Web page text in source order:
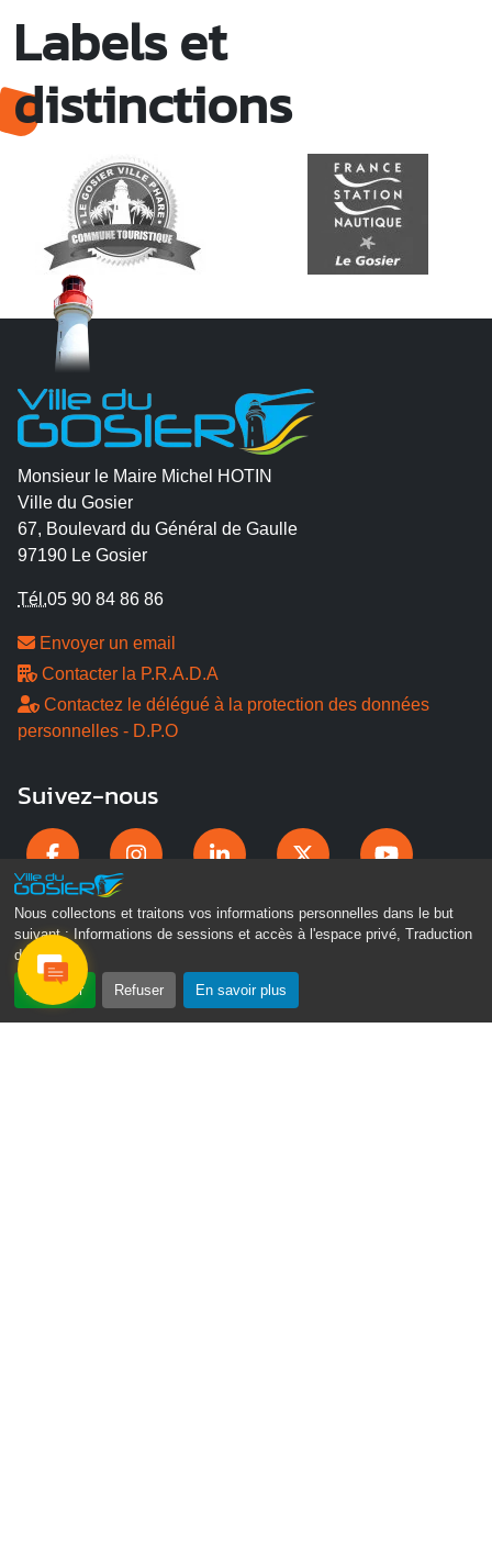
Nous collectons et traitons vos informations personnelles dans le but
suivant :
Informations de sessions et accès à l'espace privé, Traduction
des pages .
Accepter Refuser En savoir plus
Labels et
distinctions
Monsieur le Maire Michel HOTIN
Ville du Gosier
67, Boulevard du Général de Gaulle
97190 Le Gosier
Tél.05 90 84 86 86
Envoyer un email
Contacter la P.R.A.D.A
Contactez le délégué à la protection des données
personnelles - D.P.O
Suivez-nous